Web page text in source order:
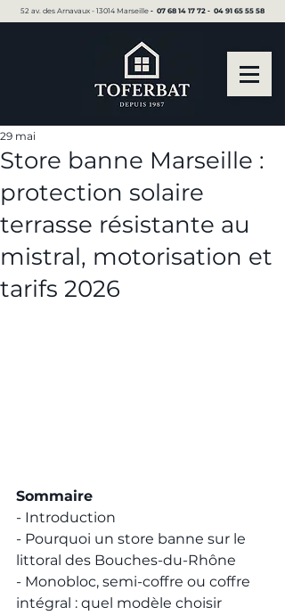
52 av. des Arnavaux - 13014 Marseille ▪︎ 07 68 14 17 72 ▪︎ 04 91 65 55 58
Store banne Marseille :
protection solaire
terrasse résistante au
mistral, motorisation et
tarifs 2026
29 mai
Sommaire
- Introduction
- Pourquoi un store banne sur le
littoral des Bouches-du-Rhône
- Monobloc, semi-coffre ou coffre
intégral : quel modèle choisir